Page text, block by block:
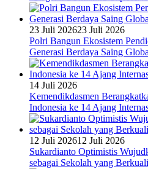
23 Juli 202623 Juli 2026
Polri Bangun Ekosistem
Generasi Berdaya Saing
14 Juli 2026
Kemendikdasmen
Indonesia ke 14 Ajang
12 Juli 202612 Juli 2026
Sukardianto Optimistis
sebagai Sekolah yang